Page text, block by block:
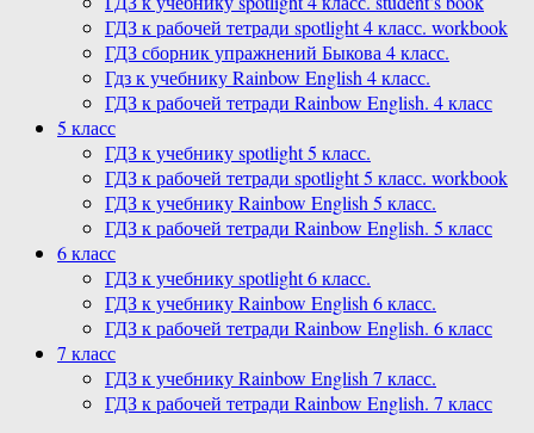
ГДЗ к рабочей тетради spotlight 4 класс. workbook
ГДЗ сборник упражнений Быкова 4 класс.
Гдз к учебнику Rainbow English 4 класс.
ГДЗ к рабочей тетради Rainbow English. 4 класс
5 класс
ГДЗ к учебнику spotlight 5 класс.
ГДЗ к рабочей тетради spotlight 5 класс. workbook
ГДЗ к учебнику Rainbow English 5 класс.
ГДЗ к рабочей тетради Rainbow English. 5 класс
6 класс
ГДЗ к учебнику spotlight 6 класс.
ГДЗ к учебнику Rainbow English 6 класс.
ГДЗ к рабочей тетради Rainbow English. 6 класс
7 класс
ГДЗ к учебнику Rainbow English 7 класс.
ГДЗ к рабочей тетради Rainbow English. 7 класс